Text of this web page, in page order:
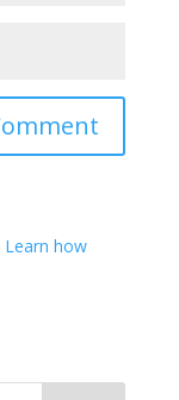
Learn how